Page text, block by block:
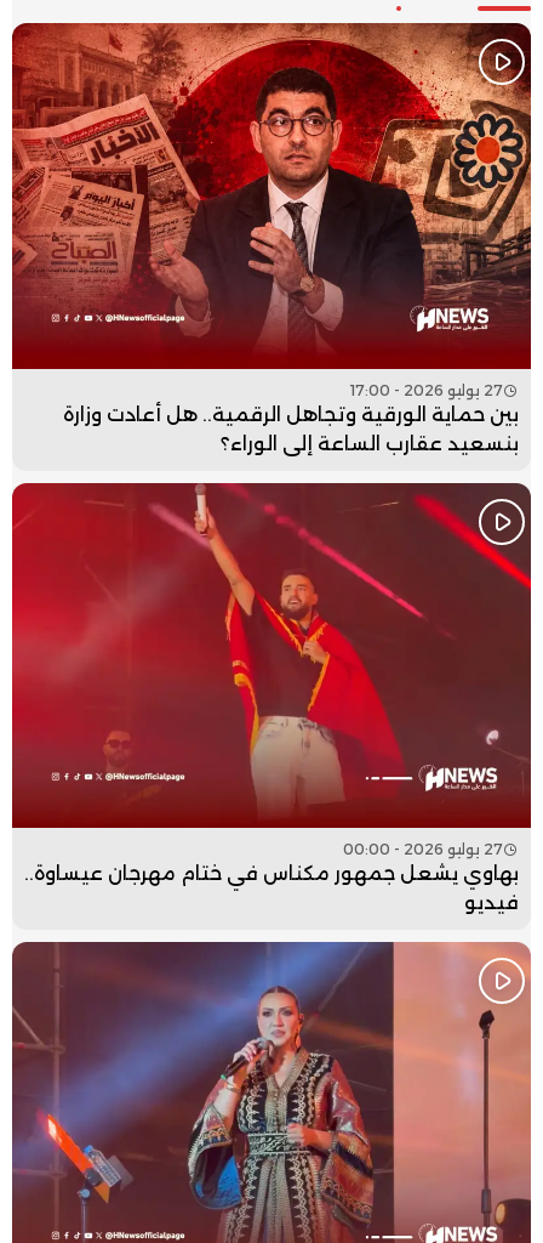
27 يوليو 2026 - 17:00
بين حماية الورقية وتجاهل الرقمية.. هل أعادت وزارة
بنسعيد عقارب الساعة إلى الوراء؟
27 يوليو 2026 - 00:00
بهاوي يشعل جمهور مكناس في ختام مهرجان عيساوة..
فيديو